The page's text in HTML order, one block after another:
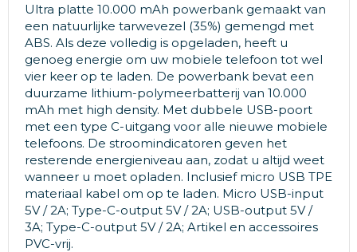
Ultra platte 10.000 mAh powerbank gemaakt van
een natuurlijke tarwevezel (35%) gemengd met
ABS. Als deze volledig is opgeladen, heeft u
genoeg energie om uw mobiele telefoon tot wel
vier keer op te laden. De powerbank bevat een
duurzame lithium-polymeerbatterij van 10.000
mAh met high density. Met dubbele USB-poort
met een type C-uitgang voor alle nieuwe mobiele
telefoons. De stroomindicatoren geven het
resterende energieniveau aan, zodat u altijd weet
wanneer u moet opladen. Inclusief micro USB TPE
materiaal kabel om op te laden. Micro USB-input
5V / 2A; Type-C-output 5V / 2A; USB-output 5V /
3A; Type-C-output 5V / 2A; Artikel en accessoires
PVC-vrij.